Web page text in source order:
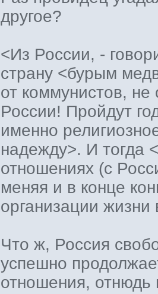
другое?
<Из России, -
страну <бурым
от коммунистов,
России! Пройдут
именно
надежду>. И тогда
отношениях (с
меняя и в конце
организации
Что ж, Россия
успешно
отношения, отнюдь